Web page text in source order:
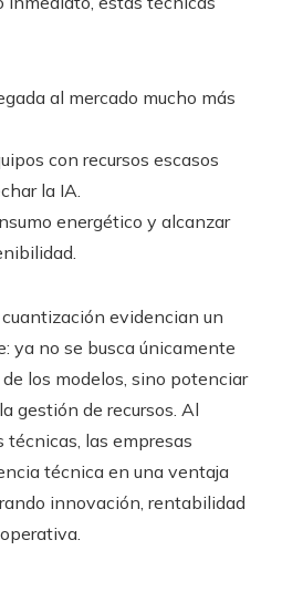
al mercado mucho más
con recursos escasos
la IA.
energético y alcanzar
evidencian un
ya no se busca únicamente
los modelos, sino potenciar
gestión de recursos. Al
las empresas
técnica en una ventaja
innovación, rentabilidad